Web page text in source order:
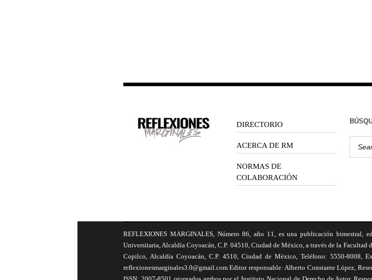
DIRECTORIO
ACERCA DE RM
NORMAS DE
COLABORACIÓN
REFLEXIONES MARGINALES, Número 86, año 11, es una publicación bimestral,
Universitaria, Alcaldía Coyoacán, C.P. 04510, Ciudad de México, a través de la
Copilco, Alcaldía Coyoacán, C.P. 4510, Ciudad de México, Teléfono: 5550-8008,
reflexionesmarginales3.0@gmail.com Editor responsable: Alberto Constante López,